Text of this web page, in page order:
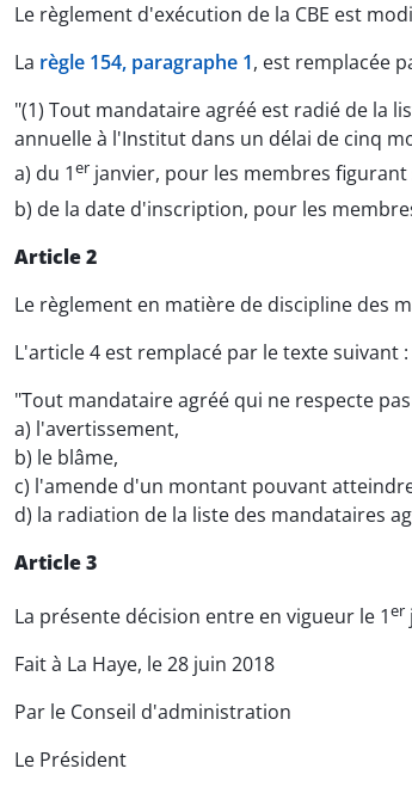
Le règlement d'exécution de la CBE est
La règle 154, paragraphe 1, est remplacée
"(1) Tout mandataire agréé est radié de la
annuelle à l'Institut dans un délai de cinq
a) du 1er janvier, pour les membres
b) de la date d'inscription, pour les
Article 2
Le règlement en matière de discipline des
L'article 4 est remplacé par le texte suivant :
"Tout mandataire agréé qui ne respecte
a) l'avertissement,
b) le blâme,
c) l'amende d'un montant pouvant atteindre
d) la radiation de la liste des mandataires
Article 3
La présente décision entre en vigueur le 1er
Fait à La Haye, le 28 juin 2018
Par le Conseil d'administration
Le Président